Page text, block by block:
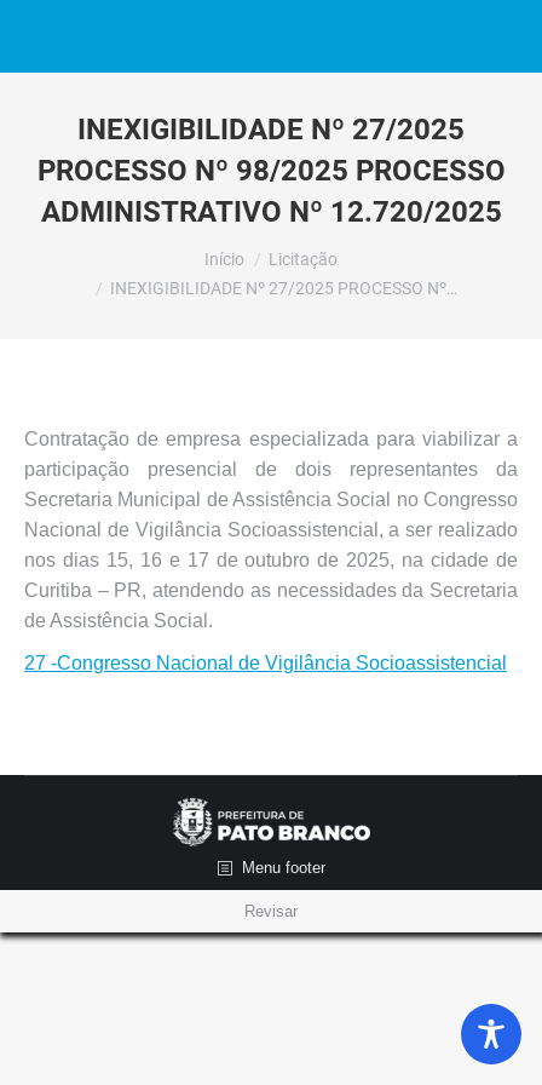
INEXIGIBILIDADE Nº 27/2025
PROCESSO Nº 98/2025 PROCESSO
ADMINISTRATIVO Nº 12.720/2025
Início
Licitação
INEXIGIBILIDADE Nº 27/2025 PROCESSO Nº…
Contratação de empresa especializada para viabilizar a
participação presencial de dois representantes da
Secretaria Municipal de Assistência Social no Congresso
Nacional de Vigilância Socioassistencial, a ser realizado
nos dias 15, 16 e 17 de outubro de 2025, na cidade de
Curitiba – PR, atendendo as necessidades da Secretaria
de Assistência Social.
27 -Congresso Nacional de Vigilância Socioassistencial
Menu footer
Revisar